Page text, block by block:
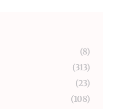
(8)
(313)
(23)
(108)